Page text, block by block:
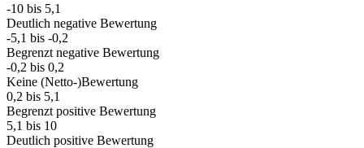
-10 bis 5,1
Deutlich negative Bewertung
-5,1 bis -0,2
Begrenzt negative Bewertung
-0,2 bis 0,2
Keine (Netto-)Bewertung
0,2 bis 5,1
Begrenzt positive Bewertung
5,1 bis 10
Deutlich positive Bewertung